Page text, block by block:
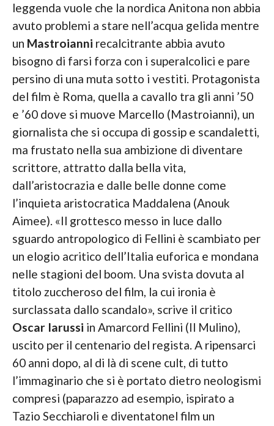
leggenda vuole che la nordica Anitona non abbia
avuto problemi a stare nell’acqua gelida mentre
un Mastroianni recalcitrante abbia avuto
bisogno di farsi forza con i superalcolici e pare
persino di una muta sotto i vestiti. Protagonista
del film è Roma, quella a cavallo tra gli anni ’50
e ’60 dove si muove Marcello (Mastroianni), un
giornalista che si occupa di gossip e scandaletti,
ma frustato nella sua ambizione di diventare
scrittore, attratto dalla bella vita,
dall’aristocrazia e dalle belle donne come
l’inquieta aristocratica Maddalena (Anouk
Aimee). «Il grottesco messo in luce dallo
sguardo antropologico di Fellini è scambiato per
un elogio acritico dell’Italia euforica e mondana
nelle stagioni del boom. Una svista dovuta al
titolo zuccheroso del film, la cui ironia è
surclassata dallo scandalo», scrive il critico
Oscar Iarussi in Amarcord Fellini (Il Mulino),
uscito per il centenario del regista. A ripensarci
60 anni dopo, al di là di scene cult, di tutto
l’immaginario che si è portato dietro neologismi
compresi (paparazzo ad esempio, ispirato a
Tazio Secchiaroli e diventatonel film un